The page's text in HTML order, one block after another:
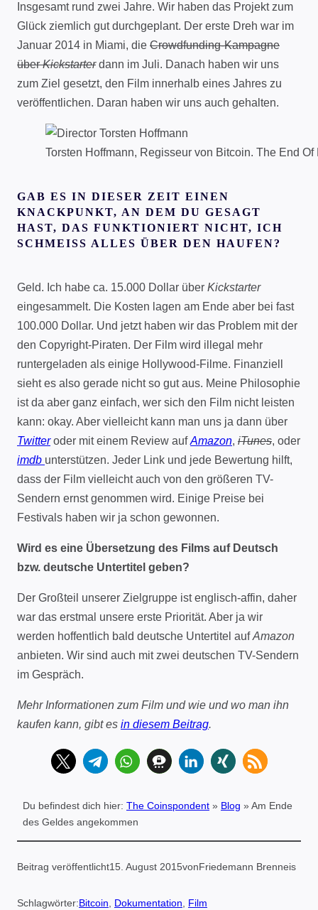
Insgesamt rund zwei Jahre. Wir haben das Projekt zum
Glück ziemlich gut durchgeplant. Der erste Dreh war im
Januar 2014 in Miami, die Crowdfunding-Kampagne
überKickstarterdann im Juli. Danach haben wir uns
zum Ziel gesetzt, den Film innerhalb eines Jahres zu
veröffentlichen. Daran haben wir uns auch gehalten.
Torsten Hoffmann, Regisseur von Bitcoin. The End Of
GAB ES IN DIESER ZEIT EINEN
KNACKPUNKT, AN DEM DU GESAGT
HAST, DAS FUNKTIONIERT NICHT, ICH
SCHMEISS ALLES ÜBER DEN HAUFEN?
Geld. Ich habe ca. 15.000 Dollar über Kickstarter
eingesammelt. Die Kosten lagen am Ende aber bei fast
100.000 Dollar. Und jetzt haben wir das Problem mit der
den Copyright-Piraten. Der Film wird illegal mehr
runtergeladen als einige Hollywood-Filme. Finanziell
sieht es also gerade nicht so gut aus. Meine Philosophie
ist da aber ganz einfach, wer sich den Film nicht leisten
kann: okay. Aber vielleicht kann man uns ja dann über
Twitteroder mit einem Review aufAmazon, iTunes, oder
imdb unterstützen. Jeder Link und jede Bewertung hilft,
dass der Film vielleicht auch von den größeren TV-
Sendern ernst genommen wird. Einige Preise bei
Festivals haben wir ja schon gewonnen.
Wird es eine Übersetzung des Films auf Deutsch
bzw. deutsche Untertitel geben?
Der Großteil unserer Zielgruppe ist englisch-affin, daher
war das erstmal unsere erste Priorität. Aber ja wir
werden hoffentlich bald deutsche Untertitel aufAmazon
anbieten. Wir sind auch mit zwei deutschen TV-Sendern
im Gespräch.
Mehr Informationen zum Film und wie und wo man ihn
kaufen kann, gibt es in diesem Beitrag.
Du befindest dich hier: The Coinspondent » Blog »Am Ende
des Geldes angekommen
Beitrag veröffentlicht15. August 2015vonFriedemann Brenneis
Schlagwörter:Bitcoin Dokumentation Film